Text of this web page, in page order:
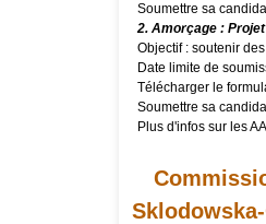
Soumettre sa
2. Amorçage :
Objectif : soutenir
Date limite de
Télécharger le
Soumettre sa
Plus d'infos sur les